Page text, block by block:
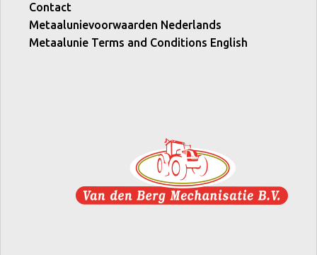
Contact
Metaalunievoorwaarden Nederlands
Metaalunie Terms and Conditions English